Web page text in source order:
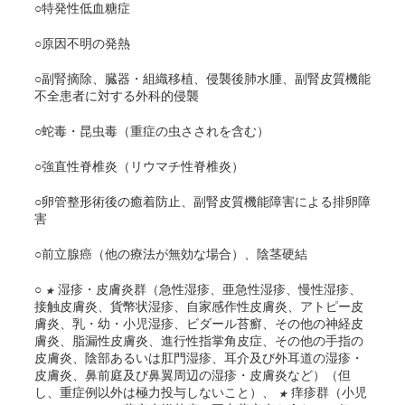
○特発性低血糖症
○原因不明の発熱
○副腎摘除、臓器・組織移植、侵襲後肺水腫、副腎皮質機能
不全患者に対する外科的侵襲
○蛇毒・昆虫毒（重症の虫さされを含む）
○強直性脊椎炎（リウマチ性脊椎炎）
○卵管整形術後の癒着防止、副腎皮質機能障害による排卵障
害
○前立腺癌（他の療法が無効な場合）、陰茎硬結
○ ★ 湿疹・皮膚炎群（急性湿疹、亜急性湿疹、慢性湿疹、
接触皮膚炎、貨幣状湿疹、自家感作性皮膚炎、アトピー皮
膚炎、乳・幼・小児湿疹、ビダール苔癬、その他の神経皮
膚炎、脂漏性皮膚炎、進行性指掌角皮症、その他の手指の
皮膚炎、陰部あるいは肛門湿疹、耳介及び外耳道の湿疹・
皮膚炎、鼻前庭及び鼻翼周辺の湿疹・皮膚炎など）（但
し、重症例以外は極力投与しないこと）、
★ 痒疹群（小児